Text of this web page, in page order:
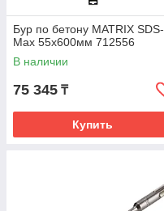
Бур по бетону MATRIX SDS-
Max 55х600мм 712556
В наличии
75 345 ₸
Купить